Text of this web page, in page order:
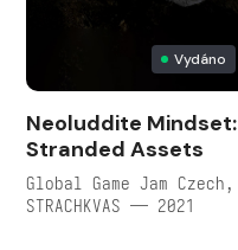
Vydáno
Neoluddite Mindset:
Stranded Assets
Global Game Jam Czech,
STRACHKVAS — 2021